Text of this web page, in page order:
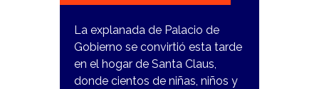
La explanada de Palacio de
Gobierno se convirtió esta tarde
en el hogar de Santa Claus,
donde cientos de niñas, niños y